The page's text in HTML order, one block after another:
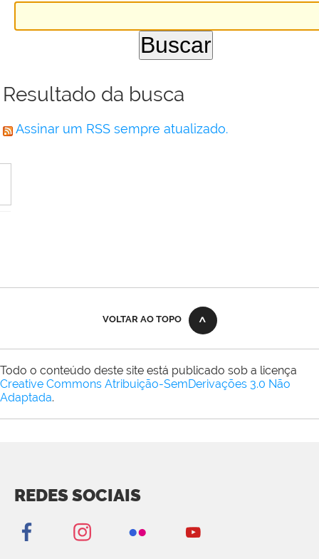
Resultado da busca
Assinar um RSS sempre atualizado.
VOLTAR AO TOPO
Todo o conteúdo deste site está publicado sob a licença
Creative Commons Atribuição-SemDerivações 3.0 Não
Adaptada.
REDES SOCIAIS